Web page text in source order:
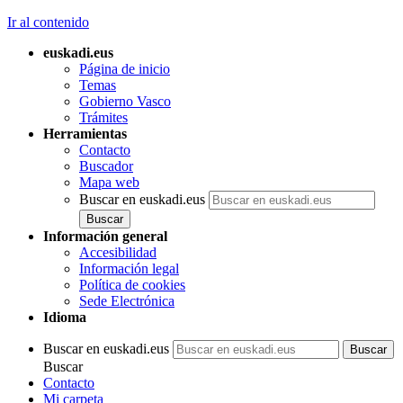
Ir al contenido
euskadi.eus
Página de inicio
Temas
Gobierno Vasco
Trámites
Herramientas
Contacto
Buscador
Mapa web
Buscar en euskadi.eus
Información general
Accesibilidad
Información legal
Política de cookies
Sede Electrónica
Idioma
Buscar en euskadi.eus
Buscar
Contacto
Mi carpeta